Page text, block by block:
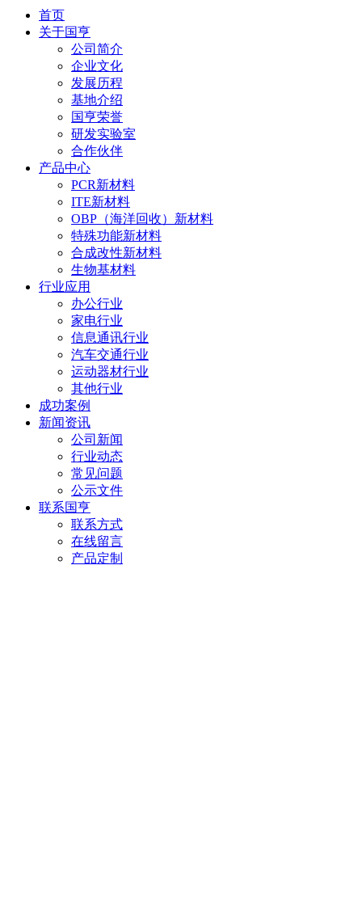
首页
关于国亨
公司简介
企业文化
发展历程
基地介绍
国亨荣誉
研发实验室
合作伙伴
产品中心
PCR新材料
ITE新材料
OBP（海洋回收）新材料
特殊功能新材料
合成改性新材料
生物基材料
行业应用
办公行业
家电行业
信息通讯行业
汽车交通行业
运动器材行业
其他行业
成功案例
新闻资讯
公司新闻
行业动态
常见问题
公示文件
联系国亨
联系方式
在线留言
产品定制